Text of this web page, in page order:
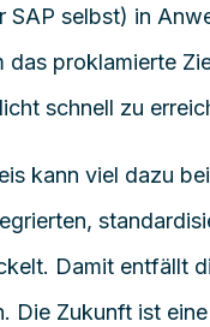
SAP selbst) in
proklamierte
schnell zu
kann viel dazu
Damit entfällt
Die Zukunft ist